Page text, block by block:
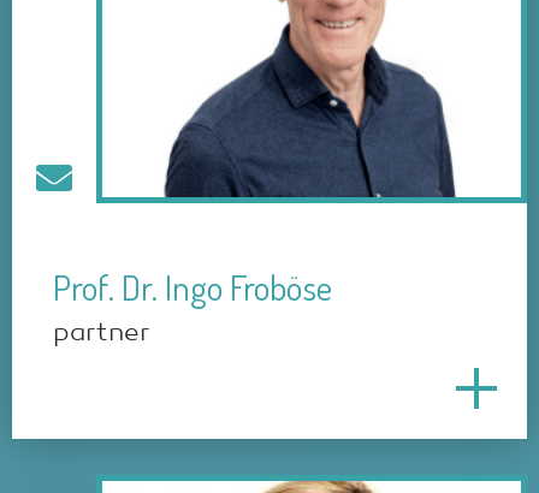
Prof. Dr. Ingo Froböse
partner